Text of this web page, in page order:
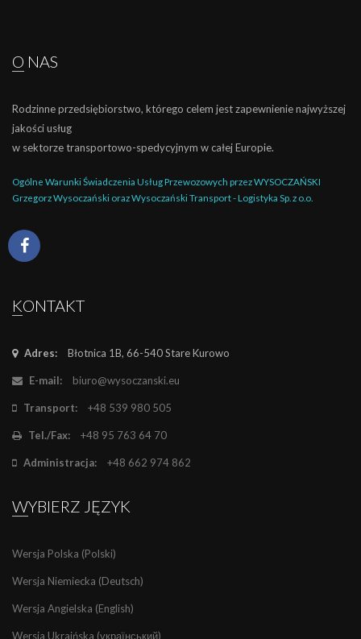
O NAS
Rodzinne przedsiębiorstwo, którego celem jest zapewnienie najwyższej
jakości usług
w sektorze transportowo-spedycyjnym w całej Europie.
Ogólne Warunki Świadczenia Usług Przewozowych przez WYSOCZAŃSKI
Grzegorz Wysoczański oraz Wysoczański Transport - Logistyka Sp. z o.o.
KONTAKT
Adres: Błotnica 1B, 66-540 Stare Kurowo
E-mail: biuro@wysoczanski.eu
Transport: +48 539 980 505
Tel./Fax: +48 95 763 64 70
Administracja: +48 662 974 862
WYBIERZ JĘZYK
Wersja Polska (Polski)
Wersja Niemiecka (Deutsch)
Wersja Angielska (English)
Wersja Ukraińska (український)